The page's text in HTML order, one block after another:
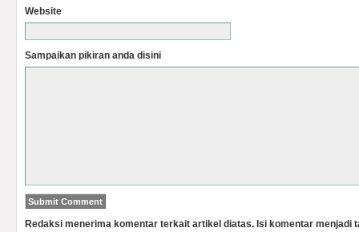
Website
Sampaikan pikiran anda disini
Redaksi menerima komentar terkait artikel diatas. Isi komentar menjadi